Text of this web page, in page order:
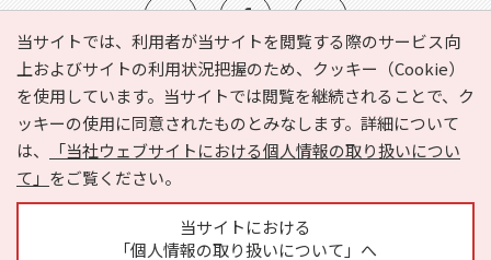
当サイトでは、利用者が当サイトを閲覧する際のサービス向
上およびサイトの利用状況把握のため、クッキー（Cookie）
を使用しています。当サイトでは閲覧を継続されることで、ク
ッキーの使用に同意されたものとみなします。詳細について
は、
「当社ウェブサイトにおける個人情報の取り扱いについ
て」 をご覧ください。
当サイトにおける
「個人情報の取り扱いについて」へ
e-NAVITA（イーナビタ）とは？ お気に入り
ヘルプ
利用規約
個人情報の取り扱いについて
運営会社
サイトマップ
広告掲載に関するお問い合わせ